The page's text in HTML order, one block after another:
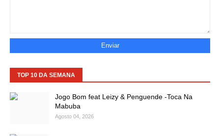
TOP 10 DA SEMANA
Jogo Bom feat Leizy & Penguende -Toca Na
Mabuba
Agosto 04, 2026